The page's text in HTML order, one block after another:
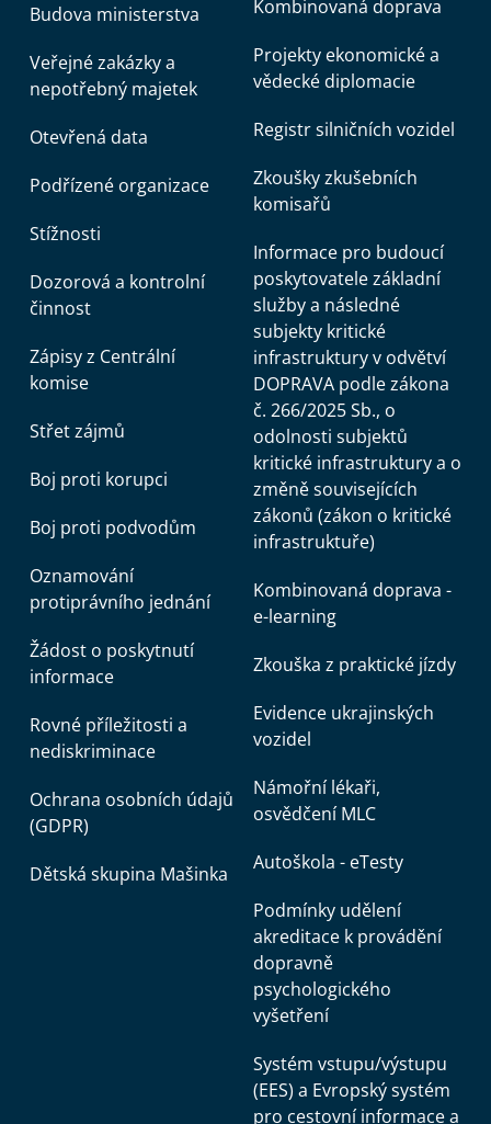
Budova ministerstva
Veřejné zakázky a
nepotřebný majetek
Otevřená data
Podřízené organizace
Stížnosti
Dozorová a kontrolní
činnost
Zápisy z Centrální
komise
Střet zájmů
Boj proti korupci
Boj proti podvodům
Oznamování
protiprávního jednání
Žádost o poskytnutí
informace
Rovné příležitosti a
nediskriminace
Ochrana osobních údajů
(GDPR)
Dětská skupina Mašinka
Kombinovaná doprava
Projekty ekonomické a
vědecké diplomacie
Registr silničních vozidel
Zkoušky zkušebních
komisařů
Informace pro budoucí
poskytovatele základní
služby a následné
subjekty kritické
infrastruktury v odvětví
DOPRAVA podle zákona
č. 266/2025 Sb., o
odolnosti subjektů
kritické infrastruktury a o
změně souvisejících
zákonů (zákon o kritické
infrastruktuře)
Kombinovaná doprava -
e-learning
Zkouška z praktické jízdy
Evidence ukrajinských
vozidel
Námořní lékaři,
osvědčení MLC
Autoškola - eTesty
Podmínky udělení
akreditace k provádění
dopravně
psychologického
vyšetření
Systém vstupu/výstupu
(EES) a Evropský systém
pro cestovní informace a